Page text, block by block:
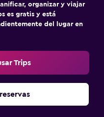
organizar y viajar
es gratis y está
del lugar en
Trips